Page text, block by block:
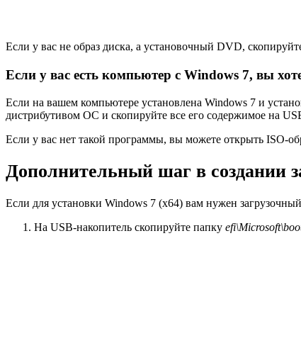
Если у вас не образ диска, а установочный DVD,
Если у вас есть компьютер с Windows 7, вы
Если на вашем компьютере установлена Windows 7 и
дистрибутивом ОС и скопируйте все его содержимое на
Если у вас нет такой программы, вы можете открыть ISO-
Дополнительный шаг в создании
Если для установки Windows 7 (x64) вам нужен
На USB-накопитель скопируйте папку